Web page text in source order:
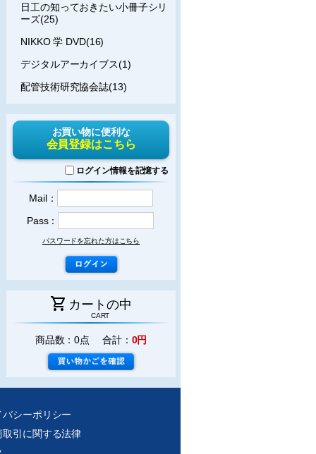
日工の知っておきたい小冊子シリ
ーズ(25)
NIKKO 学 DVD(16)
デジタルアーカイブス(1)
配管技術研究協会誌(13)
お買い物に便利な
会員登録はこちら
ログイン情報を記憶する
Mail：
Pass：
パスワードを忘れた方はこちら
shopping_cart カートの中
CART
商品数：0点 合計： 0円
バシーポリシー
取引に関する法律